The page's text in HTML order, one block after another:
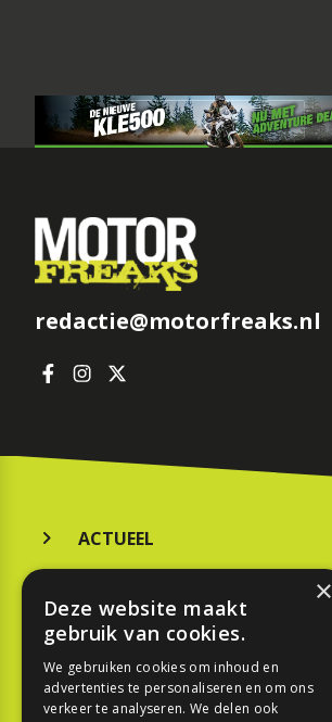
redactie@motorfreaks.nl
ACTUEEL
KOOPGIDS
TESTEN
×
Deze website maakt
gebruik van cookies.
We gebruiken cookies om inhoud en
advertenties te personaliseren en om ons
verkeer te analyseren. We delen ook